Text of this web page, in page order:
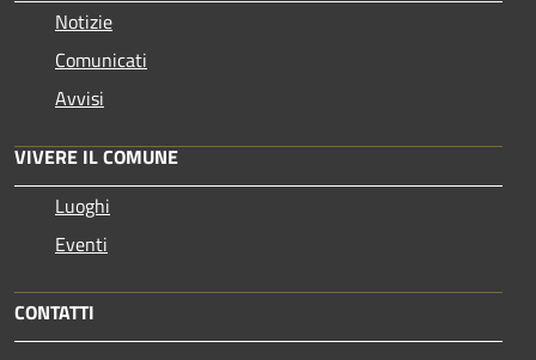
Notizie
Comunicati
Avvisi
VIVERE IL COMUNE
Luoghi
Eventi
CONTATTI